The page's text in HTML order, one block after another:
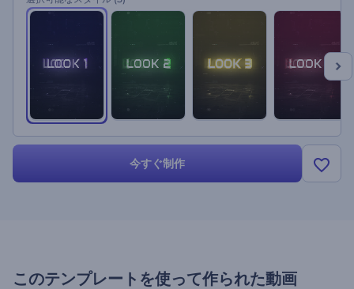
今すぐ制作
このテンプレートを使って作られた動画